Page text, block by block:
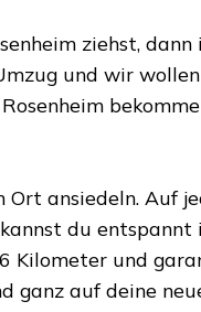
ziehst, dann
und wir
Rosenheim
ansiedeln. Auf
du
Kilometerund
ganz auf deine